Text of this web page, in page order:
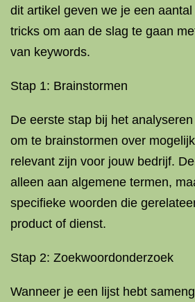
dit artikel geven we je een
tricks om aan de slag te gaan
van keywords.
Stap 1: Brainstormen
De eerste stap bij het
om te brainstormen over
relevant zijn voor jouw bedrijf.
alleen aan algemene termen,
specifieke woorden die
product of dienst.
Stap 2: Zoekwoordonderzoek
Wanneer je een lijst hebt